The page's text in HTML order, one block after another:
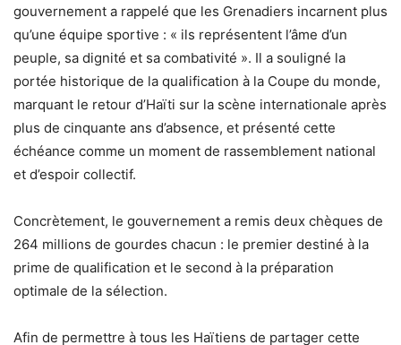
gouvernement a rappelé que les Grenadiers incarnent plus
qu’une équipe sportive : « ils représentent l’âme d’un
peuple, sa dignité et sa combativité ». Il a souligné la
portée historique de la qualification à la Coupe du monde,
marquant le retour d’Haïti sur la scène internationale après
plus de cinquante ans d’absence, et présenté cette
échéance comme un moment de rassemblement national
et d’espoir collectif.
Concrètement, le gouvernement a remis deux chèques de
264 millions de gourdes chacun : le premier destiné à la
prime de qualification et le second à la préparation
optimale de la sélection.
Afin de permettre à tous les Haïtiens de partager cette